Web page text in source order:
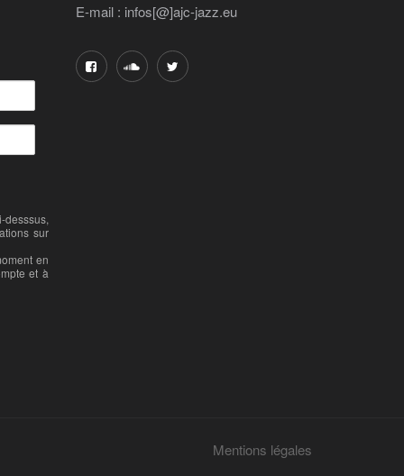
sur
en
et à
E-mail : infos[@]ajc-jazz.eu
Mentions légales